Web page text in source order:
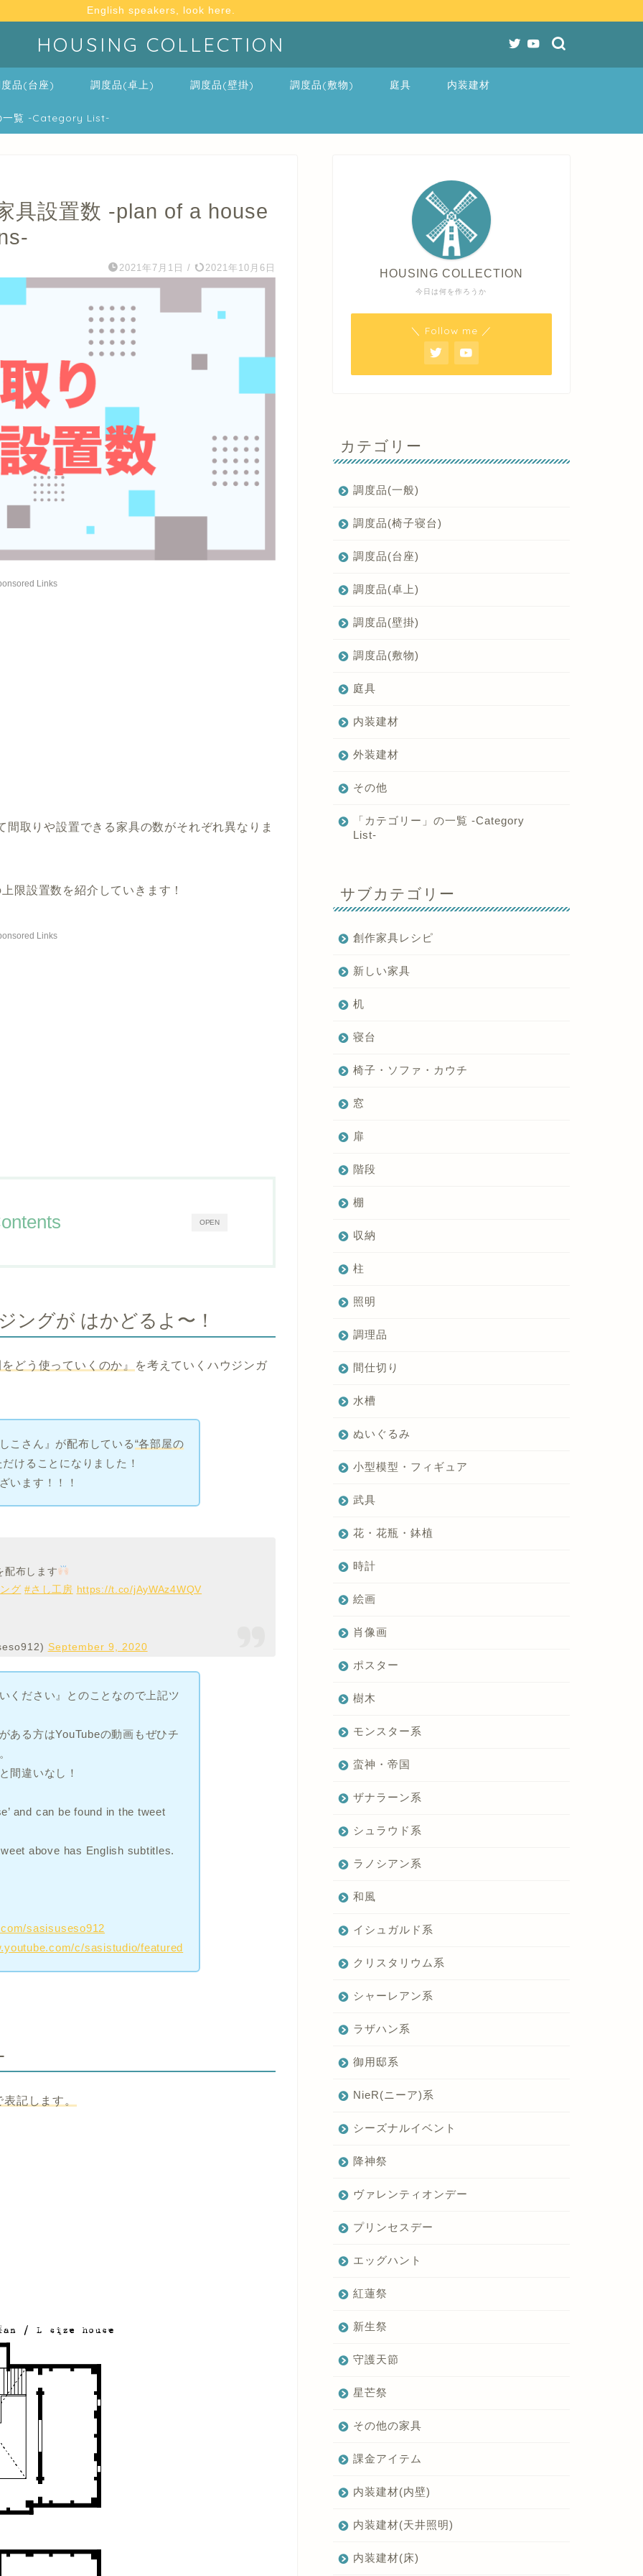
English speakers, look here.
HOUSING COLLECTION
品(台座) 調度品(卓上) 調度品(壁掛) 調度品(敷物) 庭具 内装建材
一覧 -Category List-
具設置数 -plan of a house
2021年7月1日 / 2021年10月6日
Links
取りや設置できる家具の数がそれぞれ異なりま
限設置数を紹介していきます！
Links
OPEN
ングが はかどるよ〜！
どう使っていくのか』 を考えていくハウジンガ
こ さん』が配布している“各部屋の
けることになりました！
います！！！
配布します
グ #さし工房 https://t.co/jAyWAz4WQV
September 9, 2020
ください』とのことなので上記ツ
ある方はYouTubeの動画もぜひチ
間違いなし！
and can be found in the tweet
above has English subtitles.
sasisuseso912
c/sasistudio/featured
記します。
今日は何を作ろうか
HOUSING COLLECTION
＼ Follow me ／
カテゴリー
調度品(一般)
調度品(椅子寝台)
調度品(台座)
調度品(卓上)
調度品(壁掛)
調度品(敷物)
庭具
内装建材
外装建材
その他
「カテゴリー」の一覧 -Category
List-
サブカテゴリー
創作家具レシピ
新しい家具
机
寝台
椅子・ソファ・カウチ
窓
扉
階段
棚
収納
柱
照明
調理品
間仕切り
水槽
ぬいぐるみ
小型模型・フィギュア
武具
花・花瓶・鉢植
時計
絵画
肖像画
ポスター
樹木
モンスター系
蛮神・帝国
ザナラーン系
シュラウド系
ラノシアン系
和風
イシュガルド系
クリスタリウム系
シャーレアン系
ラザハン系
御用邸系
NieR(ニーア)系
シーズナルイベント
降神祭
ヴァレンティオンデー
プリンセスデー
エッグハント
紅蓮祭
新生祭
守護天節
星芒祭
その他の家具
課金アイテム
内装建材(内壁)
内装建材(天井照明)
内装建材(床)